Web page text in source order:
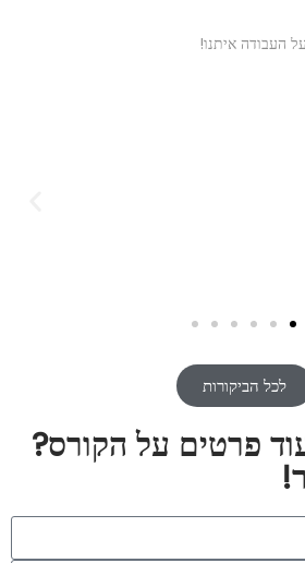
העבודה איתנו!
לכל הביקורות
פרטים על הקורס?